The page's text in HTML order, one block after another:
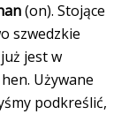
(on). Stojące
szwedzkie
jest w
Używane
podkreślić,